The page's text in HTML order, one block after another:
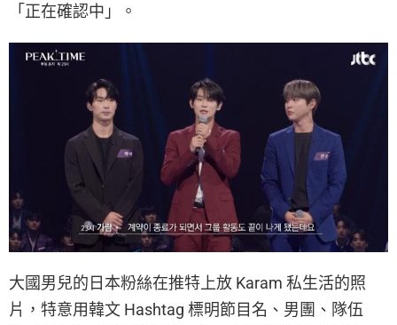
「正在確認中」。
大國男兒的日本粉絲在推特上放 Karam 私生活的照
片，特意用韓文 Hashtag 標明節目名、男團、隊伍